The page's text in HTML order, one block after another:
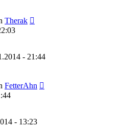
Therak
- 21:44
FetterAhn
- 13:23